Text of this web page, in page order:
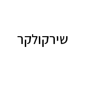
שירקולקר